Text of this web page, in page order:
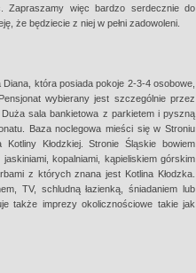
Zapraszamy więc bardzo serdecznie do
że będziecie z niej w pełni zadowoleni.
która posiada pokoje 2-3-4 osobowe,
wybierany jest szczególnie przez
sala bankietowa z parkietem i pyszną
Baza noclegowa mieści się w Stroniu
Kłodzkiej. Stronie Śląskie bowiem
kopalniami, kąpieliskiem górskim
z których znana jest Kotlina Kłodzka.
TV, schludną łazienką, śniadaniem lub
także imprezy okolicznościowe takie jak